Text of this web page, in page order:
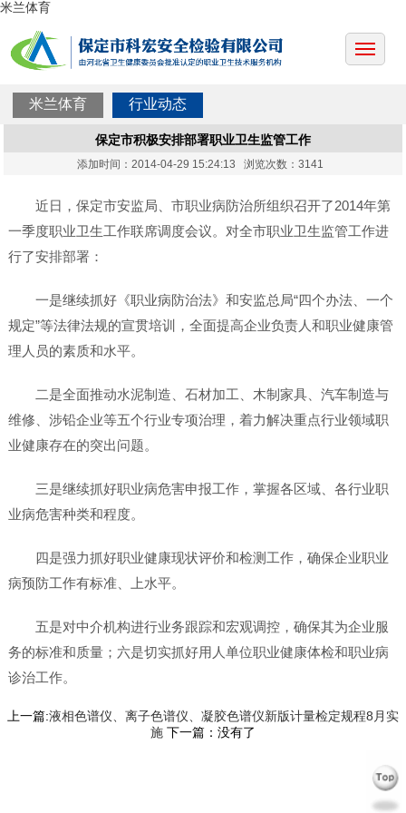
米兰体育
米兰体育 行业动态
保定市积极安排部署职业卫生监管工作
添加时间：2014-04-29 15:24:13 浏览次数：3141
近日，保定市安监局、市职业病防治所组织召开了2014年第
一季度职业卫生工作联席调度会议。对全市职业卫生监管工作进
行了安排部署：
一是继续抓好《职业病防治法》和安监总局“四个办法、一个
规定”等法律法规的宣贯培训，全面提高企业负责人和职业健康管
理人员的素质和水平。
二是全面推动水泥制造、石材加工、木制家具、汽车制造与
维修、涉铅企业等五个行业专项治理，着力解决重点行业领域职
业健康存在的突出问题。
三是继续抓好职业病危害申报工作，掌握各区域、各行业职
业病危害种类和程度。
四是强力抓好职业健康现状评价和检测工作，确保企业职业
病预防工作有标准、上水平。
五是对中介机构进行业务跟踪和宏观调控，确保其为企业服
务的标准和质量；六是切实抓好用人单位职业健康体检和职业病
诊治工作。
上一篇:液相色谱仪、离子色谱仪、凝胶色谱仪新版计量检定规程8月实
施下一篇：没有了